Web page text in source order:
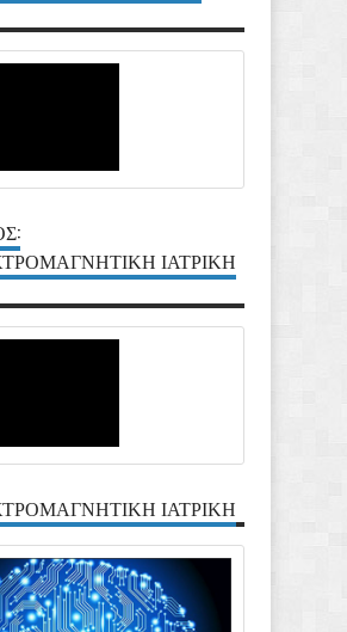
ΙΑΤΡΙΚΗ
ΙΑΤΡΙΚΗ